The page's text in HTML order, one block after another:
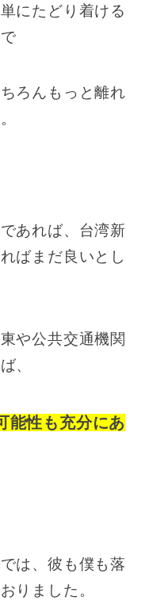
にたどり着ける
ろんもっと離れ
あれば、台湾新
ばまだ良いとし
や公共交通機関
、
能性も充分にあ
は、彼も僕も落
りました。